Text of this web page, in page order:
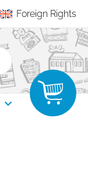
Foreign Rights